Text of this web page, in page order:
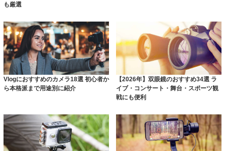
も厳選
Vlogにおすすめのカメラ18選 初心者か
ら本格派まで用途別に紹介
【2026年】双眼鏡のおすすめ34選 ラ
イブ・コンサート・舞台・スポーツ観
戦にも便利